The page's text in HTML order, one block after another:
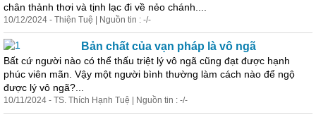
chân thảnh thơi và tịnh lạc đi về nẻo chánh....
10/12/2024 - Thiện Tuệ | Nguồn tin : -/-
Bản chất của vạn pháp là vô ngã
Bất cứ người nào có thể thấu triệt lý vô ngã cũng đạt được hạnh
phúc viên mãn. Vậy một người bình thường làm cách nào để ngộ
được lý vô ngã?...
10/11/2024 - TS. Thích Hạnh Tuệ | Nguồn tin : -/-